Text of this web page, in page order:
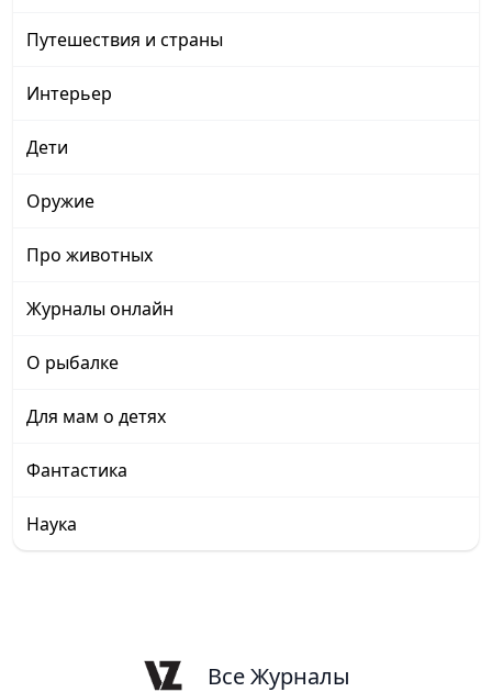
Путешествия и страны
Интерьер
Дети
Оружие
Про животных
Журналы онлайн
О рыбалке
Для мам о детях
Фантастика
Наука
Все Журналы